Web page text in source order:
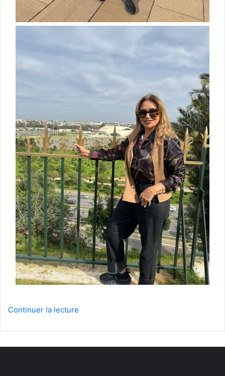
Continuer la lecture